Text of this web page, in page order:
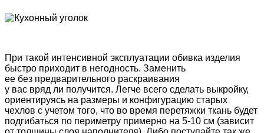
При такой интенсивной эксплуатации обивка изделия
быстро приходит в негодность. Заменить
ее без предварительного раскраивания
у вас вряд ли получится. Легче всего сделать выкройку,
ориентируясь на размеры и конфигурацию старых
чехлов с учетом того, что во время перетяжки ткань будет
подгибаться по периметру примерно на 5-10 см (зависит